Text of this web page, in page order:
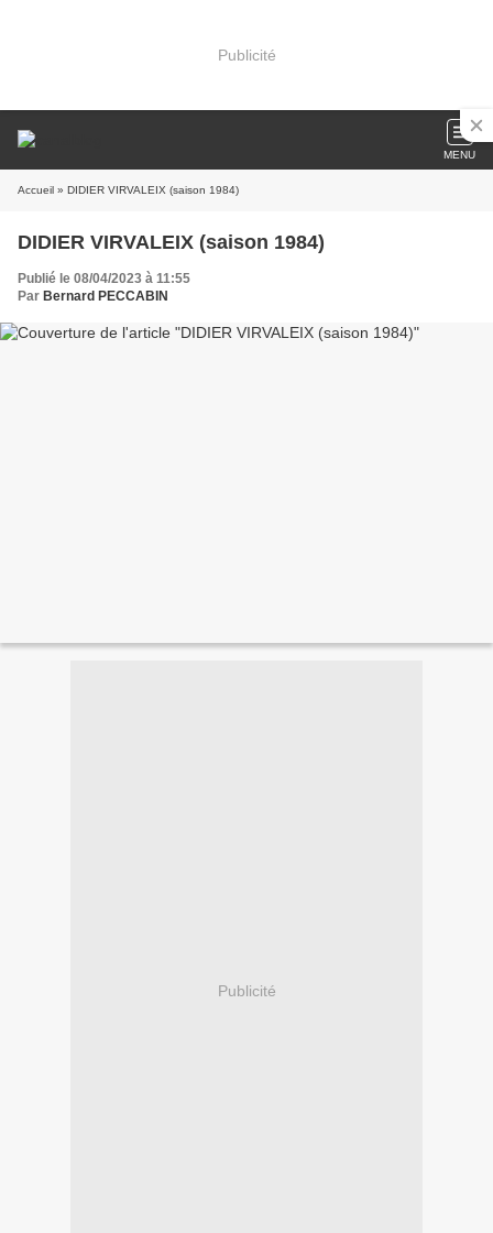
Publicité
MENU
Accueil » DIDIER VIRVALEIX (saison 1984)
DIDIER VIRVALEIX (saison 1984)
Publié le 08/04/2023 à 11:55
Par Bernard PECCABIN
Publicité